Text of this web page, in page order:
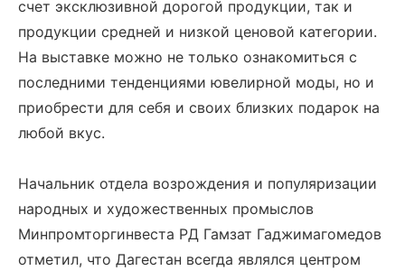
счет эксклюзивной дорогой продукции, так и
продукции средней и низкой ценовой категории.
На выставке можно не только ознакомиться с
последними тенденциями ювелирной моды, но и
приобрести для себя и своих близких подарок на
любой вкус.
Начальник отдела возрождения и популяризации
народных и художественных промыслов
Минпромторгинвеста РД Гамзат Гаджимагомедов
отметил, что Дагестан всегда являлся центром